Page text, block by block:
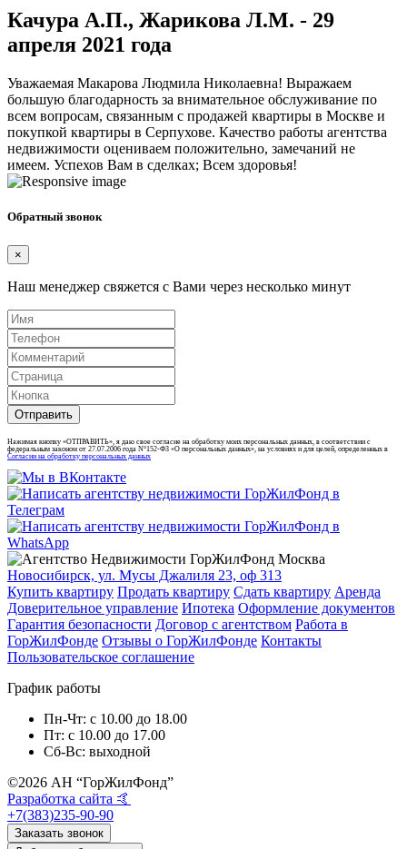
Качура А.П., Жарикова Л.М. - 29
апреля 2021 года
Уважаемая Макарова Людмила Николаевна! Выражаем
большую благодарность за внимательное обслуживание по
всем вопросам, связанным с продажей квартиры в Москве и
покупкой квартиры в Серпухове. Качество работы агентства
недвижимости оцениваем положительно, замечаний не
имеем. Успехов Вам в сделках; Всем здоровья!
Обратный звонок
×
Наш менеджер свяжется с Вами через несколько минут
Отправить
Нажимая кнопку «ОТПРАВИТЬ», я даю свое согласие на обработку моих персональных данных, в соответствии с
федеральным законом от 27.07.2006 года N°152-Ф3 «О персональных данных», на условиях и для целей, определенных в
Согласии на обработку персональных данных
Новосибирск, ул. Мусы Джалиля 23, оф 313
Купить квартиру Продать квартиру Сдать квартиру Аренда
Доверительное управление Ипотека Оформление документов
Гарантия безопасности Договор с агентством Работа в
ГорЖилФонде Отзывы о ГорЖилФонде Контакты
Пользовательское соглашение
График работы
Пн-Чт: c 10.00 до 18.00
Пт: c 10.00 до 17.00
Сб-Вс: выходной
©2026 АН “ГорЖилФонд”
Разработка сайта 🤙
+7(383)235-90-90
Заказать звонок